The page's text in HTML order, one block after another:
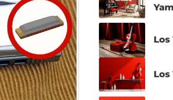
Los
Los